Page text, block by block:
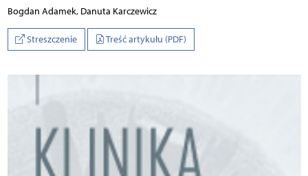
Bogdan Adamek, Danuta Karczewicz
Streszczenie Treść artykułu (PDF)